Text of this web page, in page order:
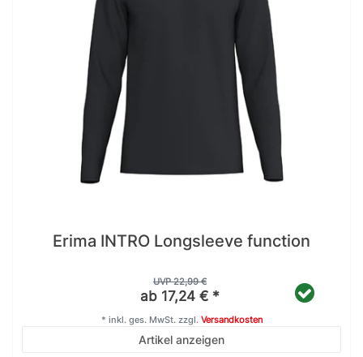
Erima INTRO Longsleeve function
UVP 22,99 €
ab 17,24 € *
Artikel anzeigen
* inkl. ges. MwSt.zzgl. Versandkosten